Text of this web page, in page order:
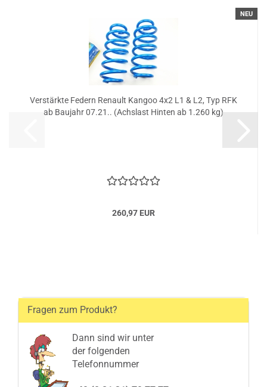
NEU
Verstärkte Federn Renault Kangoo 4x2 L1 & L2, Typ RFK
ab Baujahr 07.21.. (Achslast Hinten ab 1.260 kg)
260,97 EUR
Fragen zum Produkt?
Dann sind wir unter
der folgenden
Telefonnummer